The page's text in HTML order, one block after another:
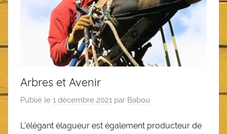
Arbres et Avenir
Publié le 1 décembre 2021 par Babou
L’élégant élagueur est également producteur de